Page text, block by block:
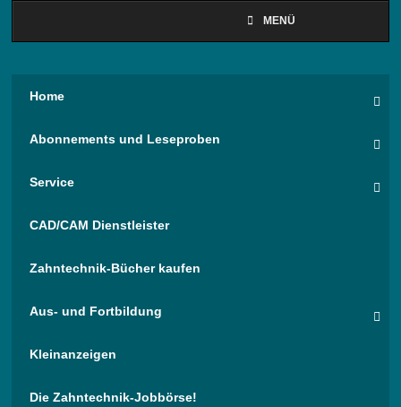
MENÜ
Home
Abonnements und Leseproben
Service
CAD/CAM Dienstleister
Zahntechnik-Bücher kaufen
Aus- und Fortbildung
Kleinanzeigen
Die Zahntechnik-Jobbörse!